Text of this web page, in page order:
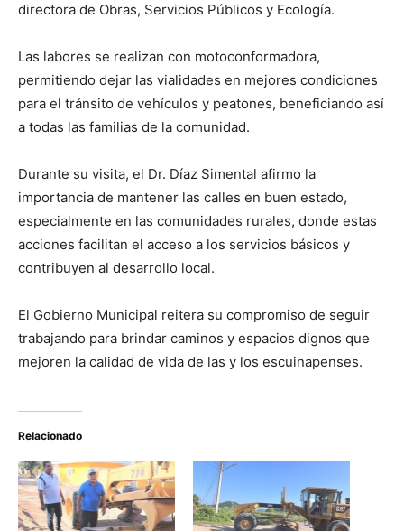
directora de Obras, Servicios Públicos y Ecología.
Las labores se realizan con motoconformadora,
permitiendo dejar las vialidades en mejores condiciones
para el tránsito de vehículos y peatones, beneficiando así
a todas las familias de la comunidad.
Durante su visita, el Dr. Díaz Simental afirmo la
importancia de mantener las calles en buen estado,
especialmente en las comunidades rurales, donde estas
acciones facilitan el acceso a los servicios básicos y
contribuyen al desarrollo local.
El Gobierno Municipal reitera su compromiso de seguir
trabajando para brindar caminos y espacios dignos que
mejoren la calidad de vida de las y los escuinapenses.
Relacionado